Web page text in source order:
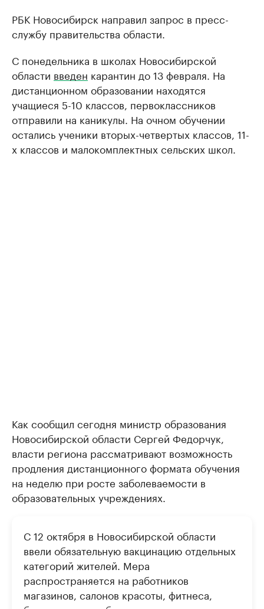
РБК Новосибирск направил запрос в пресс-
службу правительства области.
С понедельника в школах Новосибирской
области введен карантин до 13 февраля. На
дистанционном образовании находятся
учащиеся 5-10 классов, первоклассников
отправили на каникулы. На очном обучении
остались ученики вторых-четвертых классов, 11-
х классов и малокомплектных сельских школ.
Как сообщил сегодня министр образования
Новосибирской области Сергей Федорчук,
власти региона рассматривают возможность
продления дистанционного формата обучения
на неделю при росте заболеваемости в
образовательных учреждениях.
С 12 октября в Новосибирской области
ввели обязательную вакцинацию отдельных
категорий жителей. Мера
распространяется на работников
магазинов, салонов красоты, фитнеса,